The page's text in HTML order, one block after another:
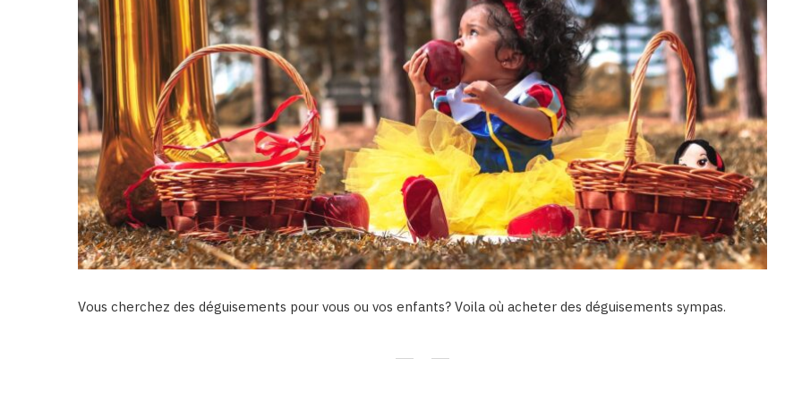
Vous cherchez des déguisements pour vous ou vos enfants? Voila où acheter des déguisements sympas.